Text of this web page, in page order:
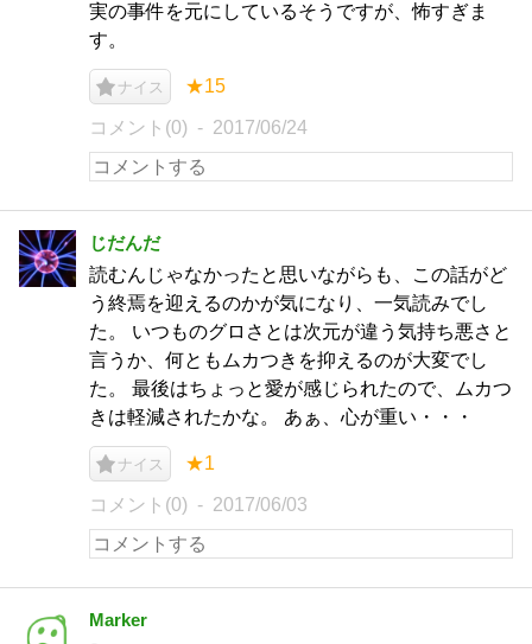
実の事件を元にしているそうですが、怖すぎま
す。
ナイス ★15
コメント(0) 2017/06/24
じだんだ
読むんじゃなかったと思いながらも、この話がど
う終焉を迎えるのかが気になり、一気読みでし
た。 いつものグロさとは次元が違う気持ち悪さと
言うか、何ともムカつきを抑えるのが大変でし
た。 最後はちょっと愛が感じられたので、ムカつ
きは軽減されたかな。 あぁ、心が重い・・・
ナイス ★1
コメント(0) 2017/06/03
Marker